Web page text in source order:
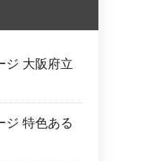
ジ 大阪府立
ジ 特色ある